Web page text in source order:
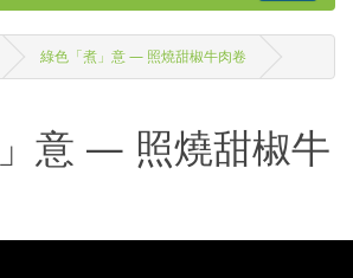
綠色「煮」意 — 照燒甜椒牛肉卷
意 — 照燒甜椒牛